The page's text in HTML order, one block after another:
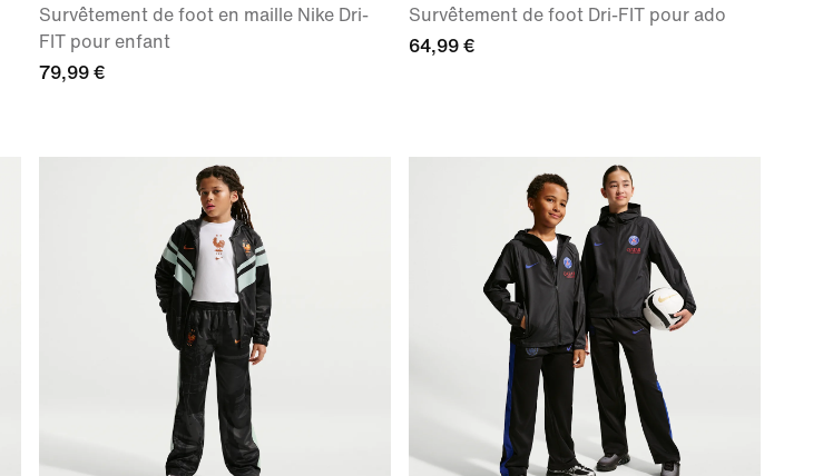
Survêtement de foot en maille Nike Dri-
FIT pour enfant
79,99 €
Survêtement de foot Dri-FIT pour ado
64,99 €